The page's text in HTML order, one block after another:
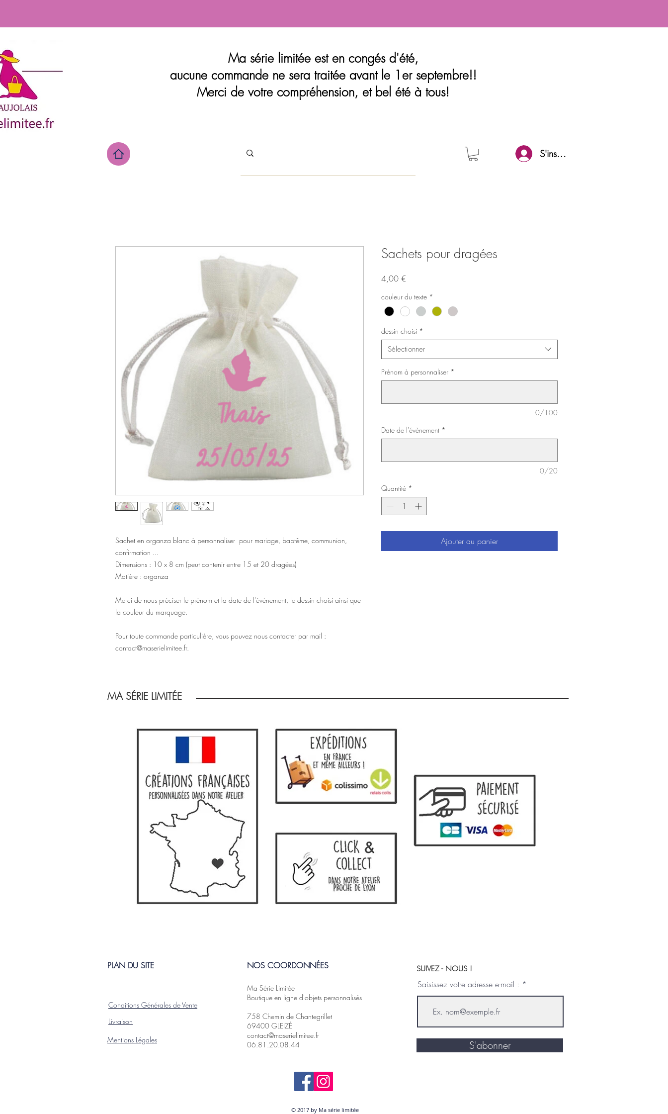
Ma série limitée est en congés d'été,
aucune commande ne sera traitée avant le 1er septembre!!
Merci de votre compréhension, et bel été à tous!
S'inscrire
Sachet en organza blanc à personnaliser pour mariage, baptême, communion,
confirmation ...
Dimensions : 10 x 8 cm (peut contenir entre 15 et 20 dragées)
Matière : organza
Merci de nous préciser le prénom et la date de l'évènement, le dessin choisi ainsi que
la couleur du marquage.
Pour toute commande particulière, vous pouvez nous contacter par mail :
contact@maserielimitee.fr.
Sachets pour dragées
4,00 €
couleur du texte *
dessin choisi *
Sélectionner
Prénom à personnaliser *
0/100
Date de l'évènement *
0/20
Quantité *
Ajouter au panier
MA SÉRIE LIMITÉE
PLAN DU SITE
Conditions Générales de Vente
L ivraison
Mentions Légales
NOS COORDONNÉES
Ma Série Limitée
Boutique en ligne d'objets personnalisés
758 Chemin de Chantegrillet
69400 GLEIZÉ
contact@maserielimitee.fr
06.81.20.08.44
SUIVEZ - NOUS !
Saisissez votre adresse e-mail :
S'abonner
© 2017 by Ma série limitée